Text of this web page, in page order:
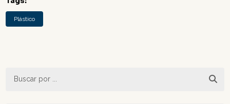
Plástico